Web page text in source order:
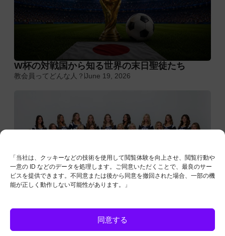
「当社は、クッキーなどの技術を使用して閲覧体験を向上させ、閲覧行動や
一意の ID などのデータを処理します。ご同意いただくことで、最良のサー
ビスを提供できます。不同意または後から同意を撤回された場合、一部の機
能が正しく動作しない可能性があります。」
同意する
W杯の対戦国から知る世界の末日聖徒たち
教会員ってどんな人？ June 19, 2026
全米No.1の学生チームから学ぶ：学業とスポー
ツに福音を取り入れる方法